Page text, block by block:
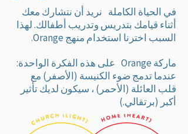
في الحياة الكاملة نريد أن نتشارك معك
أثناء قيامك بتدريس وتدريب أطفالك. لهذا
السبب اخترنا استخدام منهج Orange.
ماركة Orange
على هذه الفكرة الواحدة:
عندما تدمج ضوء الكنيسة (الأصفر) مع
قلب العائلة (الأحمر) ، سيكون لديك تأثير
أكبر (برتقالي.)